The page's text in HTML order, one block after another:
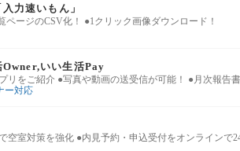
力速いもん」
ページのCSV化！ ●1クリック画像ダウンロード！
いい生活Pay
リをご紹介 ●写真や動画の送受信が可能！ ●月次報告
ー対応
空室対策を強化 ●内見予約・申込受付をオンラインで